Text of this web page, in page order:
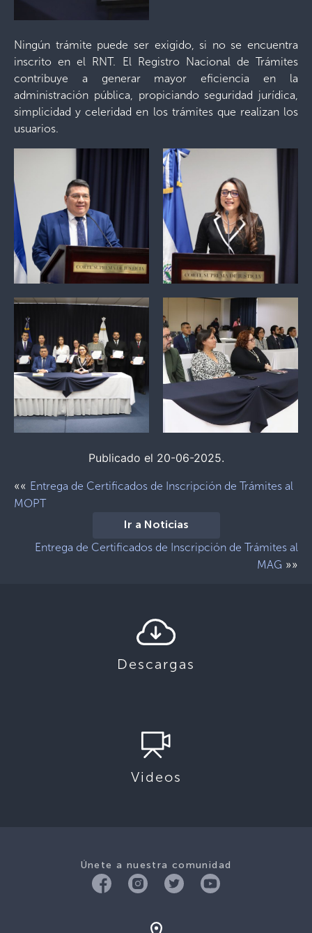
Ningún trámite puede ser exigido, si no se encuentra
inscrito en el RNT. El Registro Nacional de Trámites
contribuye a generar mayor eficiencia en la
administración pública, propiciando seguridad jurídica,
simplicidad y celeridad en los trámites que realizan los
usuarios.
Publicado el 20-06-2025.
«« Entrega de Certificados de Inscripción de Trámites al
MOPT
Ir a Noticias
Entrega de Certificados de Inscripción de Trámites al
MAG »»
Descargas
Videos
Únete a nuestra comunidad